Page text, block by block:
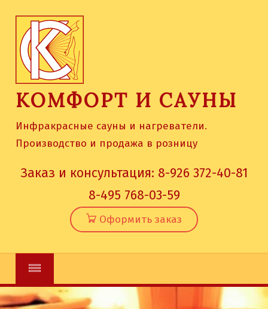
content
КОМФОРТ И САУНЫ
Инфракрасные сауны и нагреватели.
Производство и продажа в розницу
Заказ и консультация: 8-926 372-40-81
8-495 768-03-59
Оформить заказ